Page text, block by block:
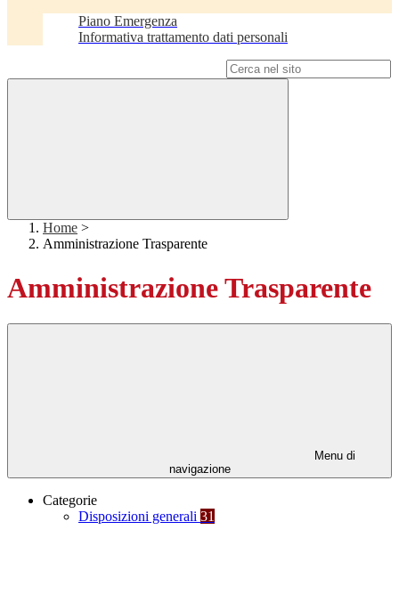
Piano Emergenza
Informativa trattamento dati personali
Home >
Amministrazione Trasparente
Amministrazione Trasparente
Menu di
navigazione
Categorie
Disposizioni generali 31